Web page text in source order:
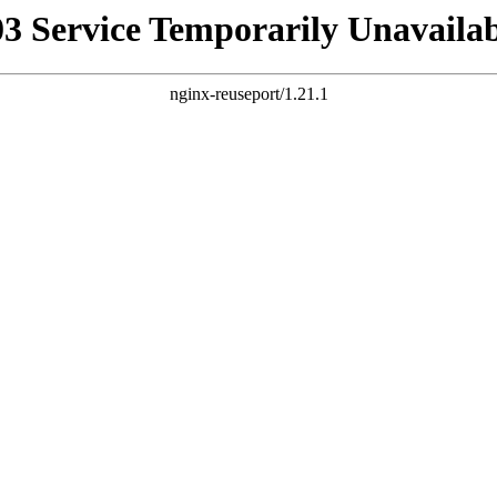
Service Temporarily
nginx-reuseport/1.21.1